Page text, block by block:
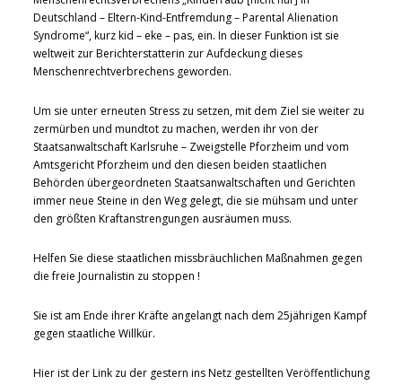
Deutschland – Eltern-Kind-Entfremdung – Parental Alienation
Syndrome“, kurz kid – eke – pas, ein. In dieser Funktion ist sie
weltweit zur Berichterstatterin zur Aufdeckung dieses
Menschenrechtverbrechens geworden.
Um sie unter erneuten Stress zu setzen, mit dem Ziel sie weiter zu
zermürben und mundtot zu machen, werden ihr von der
Staatsanwaltschaft Karlsruhe – Zweigstelle Pforzheim und vom
Amtsgericht Pforzheim und den diesen beiden staatlichen
Behörden übergeordneten Staatsanwaltschaften und Gerichten
immer neue Steine in den Weg gelegt, die sie mühsam und unter
den größten Kraftanstrengungen ausräumen muss.
Helfen Sie diese staatlichen missbräuchlichen Maßnahmen gegen
die freie Journalistin zu stoppen !
Sie ist am Ende ihrer Kräfte angelangt nach dem 25jährigen Kampf
gegen staatliche Willkür.
Hier ist der Link zu der gestern ins Netz gestellten Veröffentlichung